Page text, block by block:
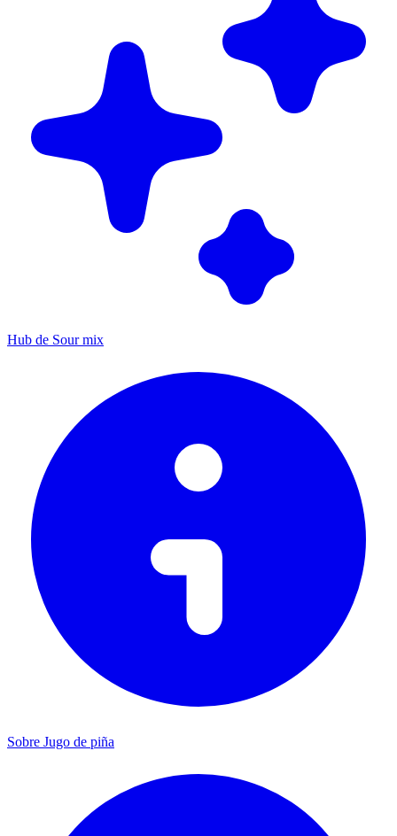
Hub de Sour mix
Sobre Jugo de piña